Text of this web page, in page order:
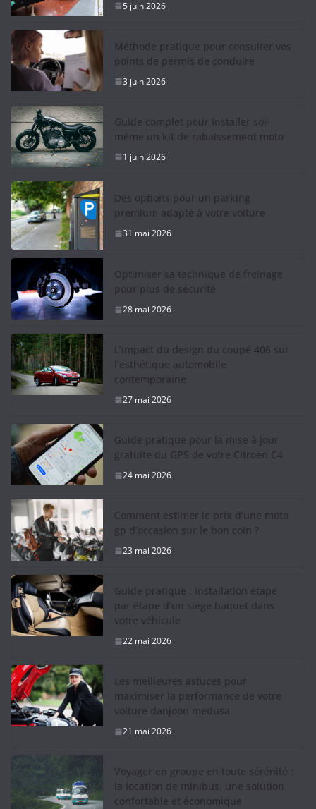
5 juin 2026
Méthode pratique pour consulter vos
points de permis de conduire
3 juin 2026
Guide complet pour installer soi-
même un kit de rabaissement moto
1 juin 2026
Des options pour un parking
premium adapté à votre voiture
31 mai 2026
Optimiser sa technique de freinage
pour plus de sécurité
28 mai 2026
L’impact du design du coupé 406 sur
l’esthétique automobile
contemporaine
27 mai 2026
Guide pratique pour la mise à jour
gratuite du GPS de votre Citroën C4
24 mai 2026
Comment estimer le prix d’une moto
gp d’occasion sur le bon coin ?
23 mai 2026
Guide pratique : installation étape
par étape d’un siège baquet dans
votre véhicule
22 mai 2026
Les meilleures astuces pour
maximiser la performance de votre
voiture danjoon medusa
21 mai 2026
Voyager en groupe en toute sérénité :
la location de minibus, une solution
confortable et économique